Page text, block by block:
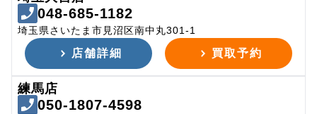
048-685-1182
埼玉県さいたま市見沼区南中丸301-1
店舗詳細 買取予約
練馬店
050-1807-4598